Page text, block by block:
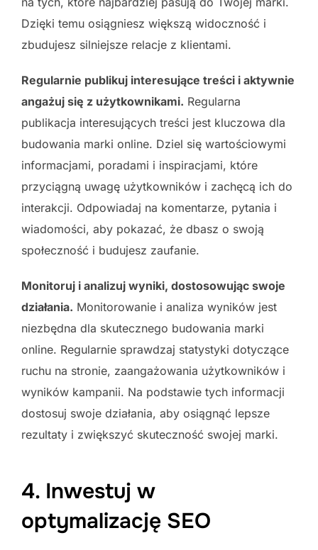
Dzięki temu osiągniesz większą widoczność i
zbudujesz silniejsze relacje z klientami.
Regularnie publikuj interesujące treści i aktywnie
angażuj się z użytkownikami. Regularna
publikacja interesujących treści jest kluczowa dla
budowania marki online. Dziel się wartościowymi
informacjami, poradami i inspiracjami, które
przyciągną uwagę użytkowników i zachęcą ich do
interakcji. Odpowiadaj na komentarze, pytania i
wiadomości, aby pokazać, że dbasz o swoją
społeczność i budujesz zaufanie.
Monitoruj i analizuj wyniki, dostosowując swoje
działania. Monitorowanie i analiza wyników jest
niezbędna dla skutecznego budowania marki
online. Regularnie sprawdzaj statystyki dotyczące
ruchu na stronie, zaangażowania użytkowników i
wyników kampanii. Na podstawie tych informacji
dostosuj swoje działania, aby osiągnąć lepsze
rezultaty i zwiększyć skuteczność swojej marki.
4. Inwestuj w
optymalizację SEO